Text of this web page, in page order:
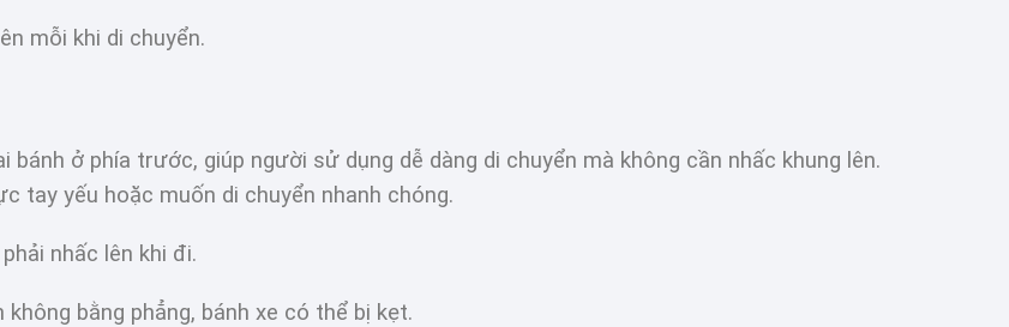
mỗi khi di chuyển.
bánh ở phía trước, giúp người sử dụng dễ dàng di chuyển mà không cần nhấc khung lên.
tay yếu hoặc muốn di chuyển nhanh chóng.
nhấc lên khi đi.
bằng phẳng, bánh xe có thể bị kẹt.